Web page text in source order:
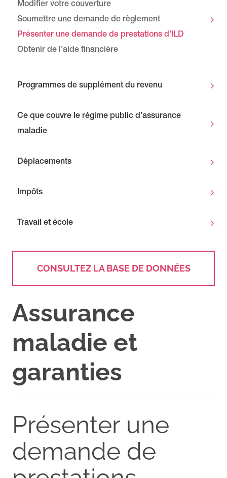
Modifier votre couverture
Soumettre une demande de règlement
Présenter une demande de prestations d’ILD
Obtenir de l’aide financière
Programmes de supplément du revenu
Ce que couvre le régime public d’assurance
maladie
Déplacements
Impôts
Travail et école
CONSULTEZ LA BASE DE DONNÉES
Assurance
maladie et
garanties
Présenter une
demande de